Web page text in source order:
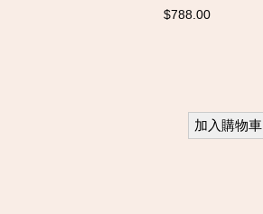
$788.00